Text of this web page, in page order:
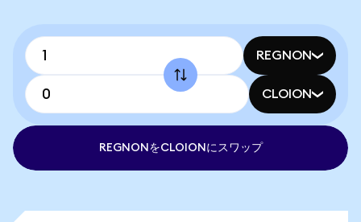
REGNON
CLOION
REGNONをCLOIONにスワップ